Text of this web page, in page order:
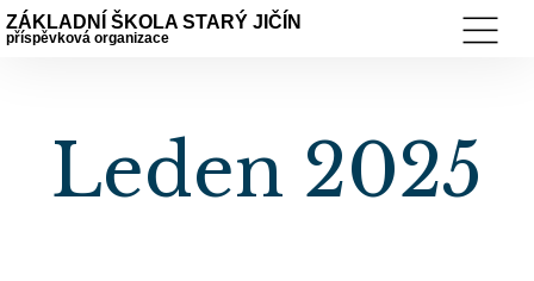
ZÁKLADNÍ ŠKOLA STARÝ JIČÍN
příspěvková organizace
Leden 2025